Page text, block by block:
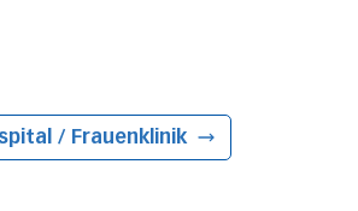
/ Frauenklinik